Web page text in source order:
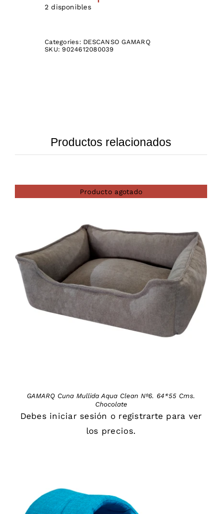
2 disponibles
Categories: DESCANSO GAMARQ
SKU: 9024612080039
Productos relacionados
Producto agotado
DETAILS
GAMARQ Cuna Mullida Aqua Clean Nº6. 64*55 Cms.
Chocolate
Debes iniciar sesión o registrarte para ver
los precios.